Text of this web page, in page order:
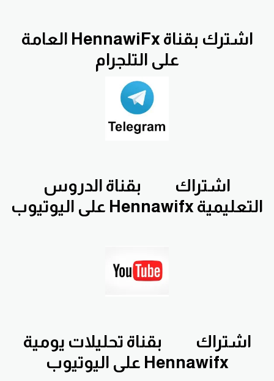
اشترك بقناة HennawiFx العامة
على التلجرام
اشتراك
بقناة الدروس
التعليمية Hennawifx على اليوتيوب
اشتراك
بقناة تحليلات يومية
Hennawifx على اليوتيوب